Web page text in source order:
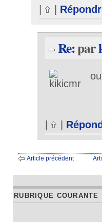
Re:par
|
Article précédent
RUBRIQUE COURANTE